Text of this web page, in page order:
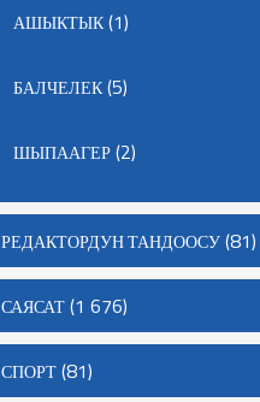
АШЫКТЫК(1)
БАЛЧЕЛЕК(5)
ШЫПААГЕР(2)
РЕДАКТОРДУН ТАНДООСУ(81)
САЯСАТ(1 676)
СПОРТ(81)